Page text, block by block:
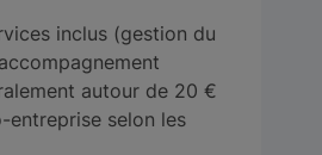
inclus (gestion du
autour de 20 €
entreprise selon les